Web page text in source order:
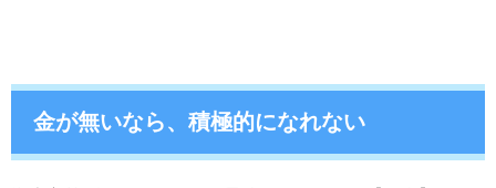
金が無いなら、積極的になれない